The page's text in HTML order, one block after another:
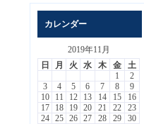
カレンダー
2019年11月
日
月 火 水 木 金
土
1
2
3
4 5 6 7 8
9
10
11 12 13 14 15
16
17
18 19 20 21 22
23
24
25 26 27 28 29 30